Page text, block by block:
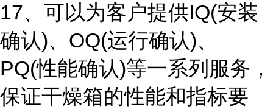
17、可以为客户提供IQ(安装
确认)、OQ(运行确认)、
PQ(性能确认)等一系列服务，
保证干燥箱的性能和指标要